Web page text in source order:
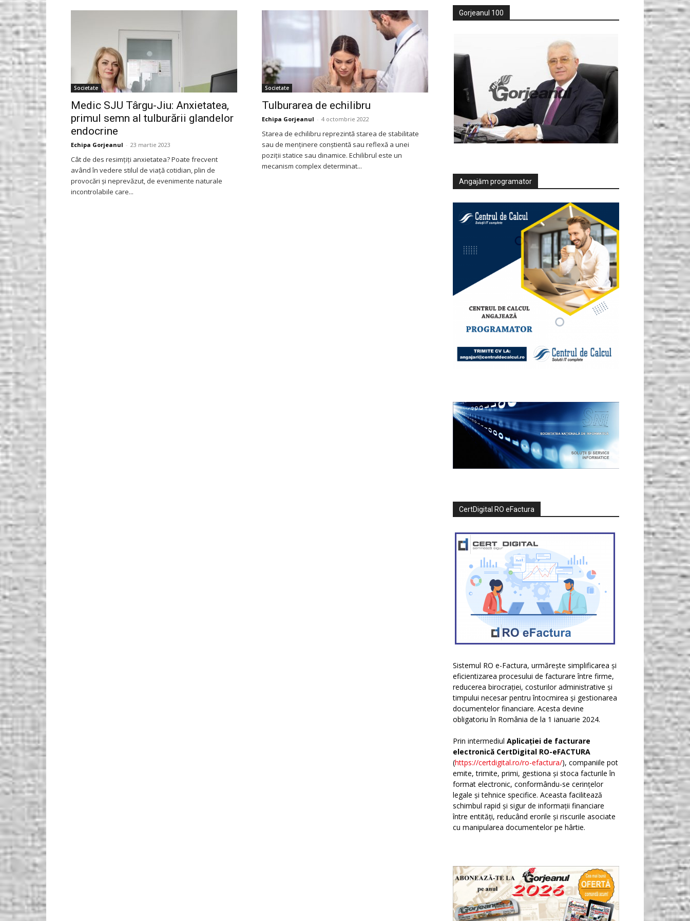
Societate
Medic SJU Târgu-Jiu: Anxietatea,
primul semn al tulburării glandelor
endocrine
Echipa Gorjeanul - 23 martie 2023
Cât de des resimțiți anxietatea? Poate frecvent
având în vedere stilul de viață cotidian, plin de
provocări și neprevăzut, de evenimente naturale
incontrolabile care...
Societate
Tulburarea de echilibru
Echipa Gorjeanul - 4 octombrie 2022
Starea de echilibru reprezintă starea de stabilitate
sau de menținere conștientă sau reflexă a unei
poziții statice sau dinamice. Echilibrul este un
mecanism complex determinat...
Gorjeanul 100
Angajăm programator
CertDigital RO eFactura
Sistemul RO e-Factura, urmărește simplificarea și
eficientizarea procesului de facturare între firme,
reducerea birocrației, costurilor administrative și
timpului necesar pentru întocmirea și gestionarea
documentelor financiare. Acesta devine
obligatoriu în România de la 1 ianuarie 2024.
Prin intermediul Aplicației de facturare
electronică CertDigital RO-eFACTURA
(https://certdigital.ro/ro-efactura/), companiile pot
emite, trimite, primi, gestiona și stoca facturile în
format electronic, conformându-se cerințelor
legale și tehnice specifice. Aceasta facilitează
schimbul rapid și sigur de informații financiare
între entități, reducând erorile și riscurile asociate
cu manipularea documentelor pe hârtie.